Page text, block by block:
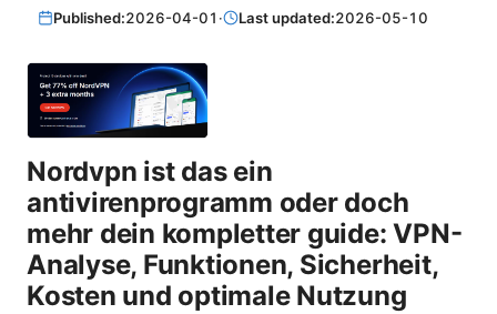
Published:2026-04-01 · Last updated:2026-05-10
Nordvpn ist das ein
antivirenprogramm oder doch
mehr dein kompletter guide: VPN-
Analyse, Funktionen, Sicherheit,
Kosten und optimale Nutzung